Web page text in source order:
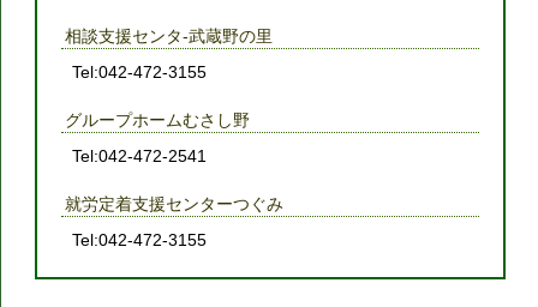
相談支援センタ-武蔵野の里
Tel:042-472-3155
グループホームむさし野
Tel:042-472-2541
就労定着支援センターつぐみ
Tel:042-472-3155